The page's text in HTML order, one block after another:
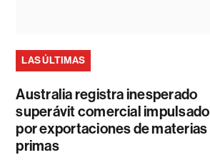
LAS ÚLTIMAS
Australia registra inesperado
superávit comercial impulsado
por exportaciones de materias
primas